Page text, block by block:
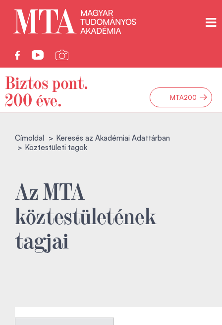
MTA200 →
Címoldal
Keresés az Akadémiai Adattárban
Köztestületi tagok
Az MTA
köztestületének
tagjai